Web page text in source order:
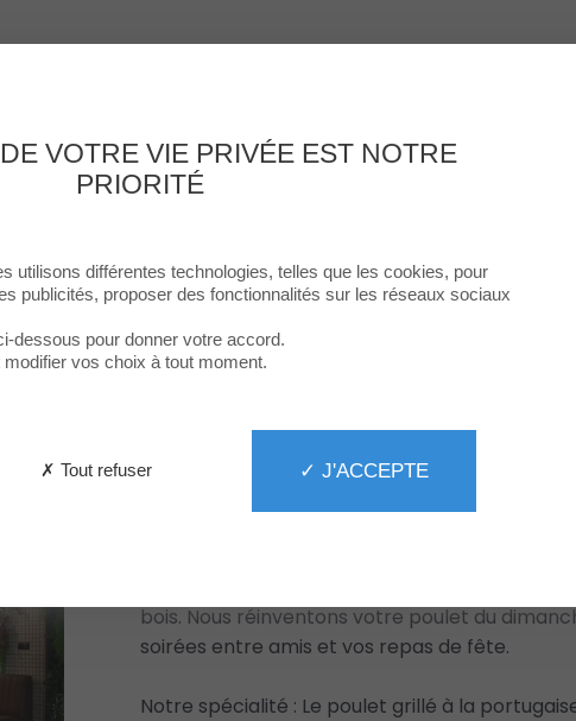
FoodLoisirs & CultureServicesLe CentreThe Second Life
LOS POLLOS Ouvert
puise son inspiration
bois. Nous réinventons votre poulet du
soirées entre amis et vos repas de fête.
Notre spécialité : Le poulet grillé à la
VOTRE VIE PRIVÉE EST NOTRE
PRIORITÉ
utilisons différentes technologies, telles que les cookies, pour
publicités, proposer des fonctionnalités sur les réseaux sociaux
dessous pour donner votre accord.
vos choix à tout moment.
✓ J'ACCEPTE
✗ Tout refuser